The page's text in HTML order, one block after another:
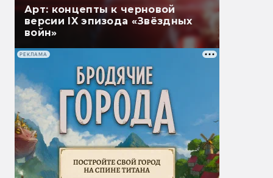
Арт: концепты к черновой
версии IX эпизода «Звёздных
войн»
РЕКЛАМА